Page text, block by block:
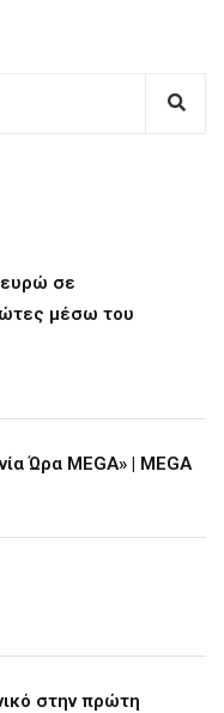
ευρώ σε
μέσω του
Ώρα MEGA» | MEGA
στην πρώτη